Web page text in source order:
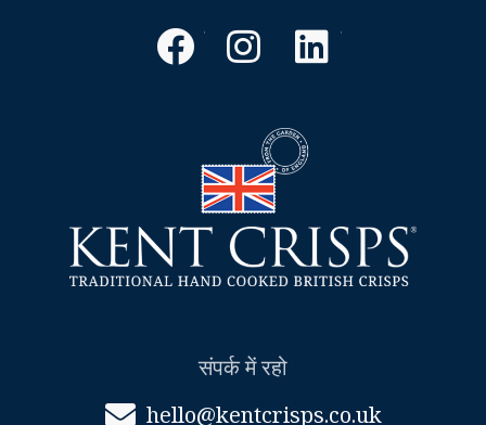
फेसबुक instagram
संपर्क में रहो
hello@kentcrisps.co.uk